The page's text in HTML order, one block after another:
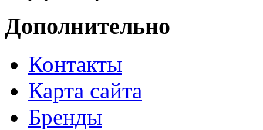
Дополнительно
Контакты
Карта сайта
Бренды